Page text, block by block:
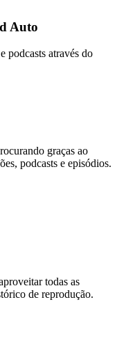
Auto
podcasts através do
graças ao
podcasts e episódios.
todas as
de reprodução.